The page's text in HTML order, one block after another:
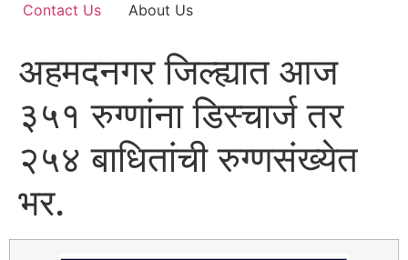
Contact Us
About Us
अहमदनगर जिल्ह्यात आज
३५१ रुग्णांना डिस्चार्ज तर
२५४ बाधितांची रुग्णसंख्येत
भर.